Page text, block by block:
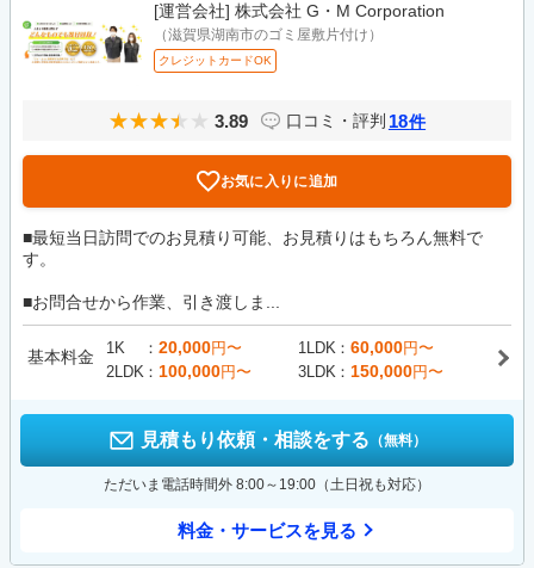
[運営会社] 株式会社 G・M Corporation
（滋賀県湖南市のゴミ屋敷片付け）
クレジットカードOK
3.89 口コミ・評判 18件
お気に入りに追加
■最短当日訪問でのお見積り可能、お見積りはもちろん無料で
す。
■お問合せから作業、引き渡しま...
基本料金 1K 20,000円〜 1LDK 60,000円〜
2LDK
100,000円〜 3LDK 150,000円〜
見積もり依頼・相談をする （無料）
ただいま電話時間外 8:00～19:00（土日祝も対応）
料金・サービスを見る